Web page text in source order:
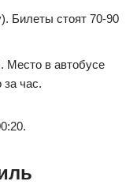
Билеты стоят 70-90
Место в автобусе
за час.